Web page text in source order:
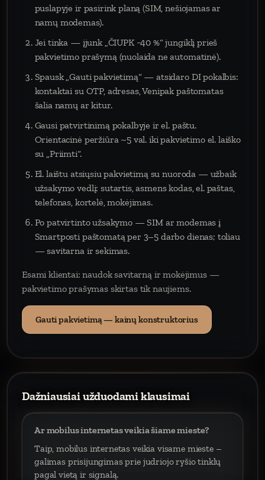
puslapyje ir pasirink planą (SIM, nešiojamas ar
namų modemas).
Jei tinka — įjunk „ČIUPK −40 %“ jungiklį prieš
pakvietimo prašymą (nuolaida ne automatinė).
Spausk „Gauti pakvietimą“ — atsidaro DI pokalbis:
kontaktai su OTP, adresas, Venipak paštomatas
šalia namų ar kitur.
Gausi patvirtinimą pokalbyje ir el. paštu.
Orientacinė peržiūra ~5 val. iki pakvietimo el. laiško
su „Priimti“.
El. laištu atsiųsiu pakvietimą su nuoroda — užbaik
užsakymo vedlį: sutartis, asmens kodas, el. paštas,
telefonas, kortelė, mokėjimas.
Po patvirtinto užsakymo — SIM ar modemas į
Smartposti paštomatą per 3–5 darbo dienas; toliau
— savitarna ir sekimas.
Esami klientai: naudok savitarną ir mokėjimus —
pakvietimo prašymas skirtas tik naujiems.
Gauti pakvietimą — kainų konstruktorius
Dažniausiai užduodami klausimai
Ar mobilus internetas veikia šiame mieste?
Taip, mobilus internetas veikia visame mieste –
galimas prisijungimas prie judriojo ryšio tinklų
pagal vietą ir signalą.